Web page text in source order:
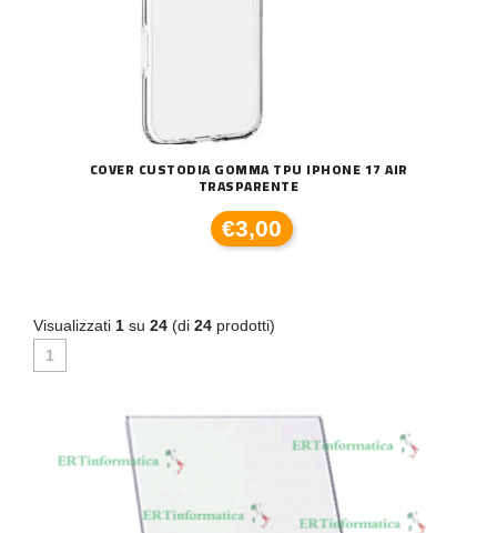
COVER CUSTODIA GOMMA TPU IPHONE 17 AIR
TRASPARENTE
€3,00
Visualizzati 1 su 24 (di 24 prodotti)
1